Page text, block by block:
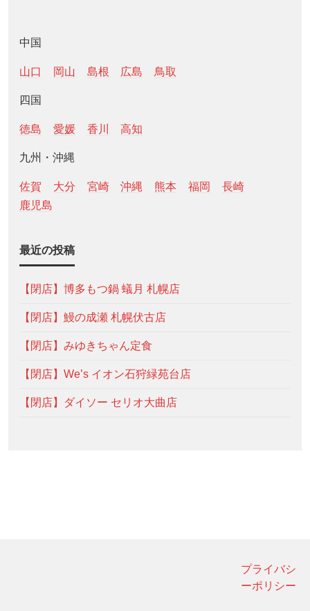
中国
山口 岡山 島根 広島 鳥取
四国
徳島 愛媛 香川 高知
九州・沖縄
佐賀 大分 宮崎 沖縄 熊本 福岡
長崎
鹿児島
最近の投稿
【閉店】博多もつ鍋 蟻月 札幌店
【閉店】鰻の成瀬 札幌伏古店
【閉店】みゆきちゃん定食
【閉店】We’s イオン石狩緑苑台店
【閉店】ダイソー セリオ大曲店
プライバシ
ーポリシー